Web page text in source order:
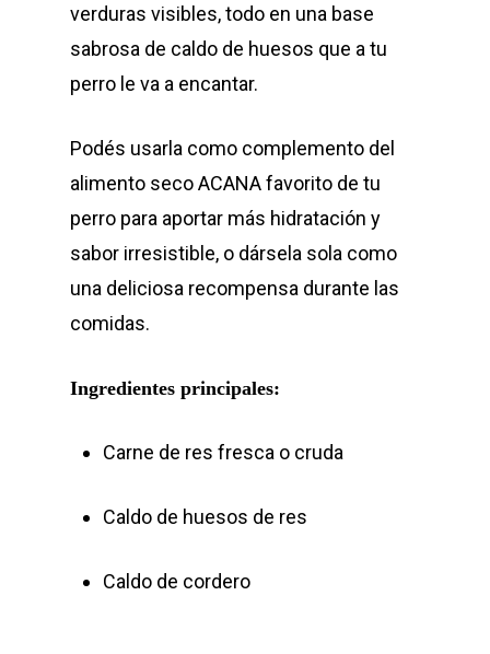
verduras visibles, todo en una base
sabrosa de caldo de huesos que a tu
perro le va a encantar.
Podés usarla como complemento del
alimento seco ACANA favorito de tu
perro para aportar más hidratación y
sabor irresistible, o dársela sola como
una deliciosa recompensa durante las
comidas.
Ingredientes principales:
Carne de res fresca o cruda
Caldo de huesos de res
Caldo de cordero